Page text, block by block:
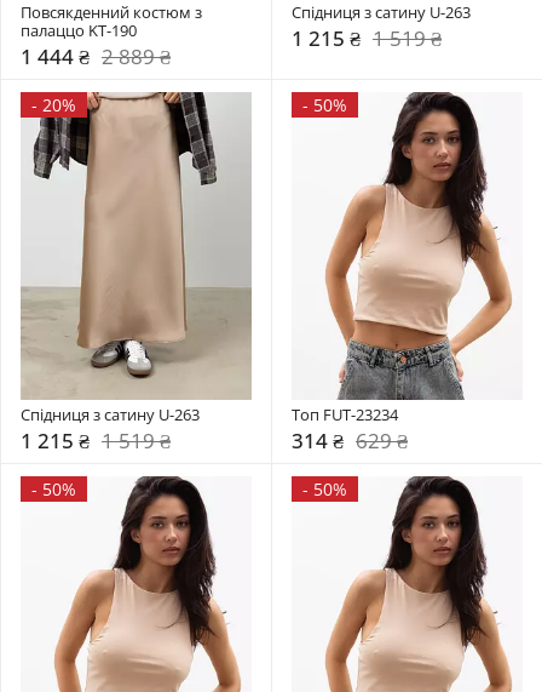
Повсякденний костюм з
палаццо KT-190
1 444 ₴ 2 889 ₴
Спідниця з сатину U-263
1 215 ₴ 1 519 ₴
- 20%
Спідниця з сатину U-263
1 215 ₴ 1 519 ₴
- 50%
Топ FUT-23234
314 ₴ 629 ₴
- 50% - 50%